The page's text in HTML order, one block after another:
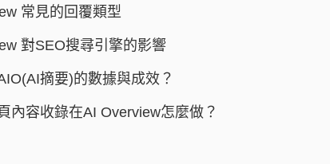
常見的回覆類型
對SEO搜尋引擎的影響
摘要)的數據與成效？
內容收錄在AI Overview怎麼做？